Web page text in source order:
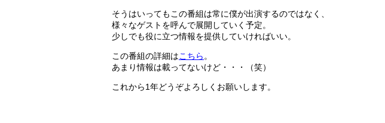
そうはいってもこの番組は常に僕が出演するのではなく、
様々なゲストを呼んで展開していく予定。
少しでも役に立つ情報を提供していければいい。
この番組の詳細はこちら 。
あまり情報は載ってないけど・・・（笑）
これから1年どうぞよろしくお願いします。